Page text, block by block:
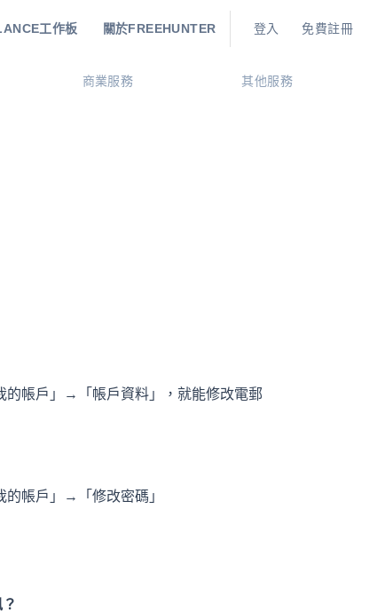
工作板 關於FREEHUNTER 登入 免費註冊
商業服務 其他服務
帳戶」→「帳戶資料」，就能修改電郵
帳戶」→「修改密碼」